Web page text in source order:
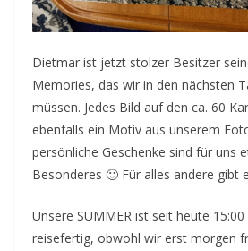
Dietmar ist jetzt stolzer Besitzer
Memories, das wir in den nächsten
müssen. Jedes Bild auf den ca. 60
ebenfalls ein Motiv aus unserem
persönliche Geschenke sind für uns
Besonderes 🙂 Für alles andere gibt
Unsere SUMMER ist seit heute
reisefertig, obwohl wir erst morgen